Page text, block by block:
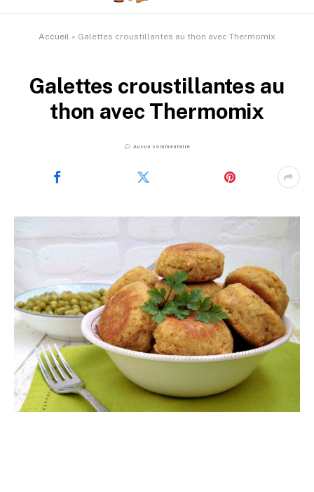
Accueil » Galettes croustillantes au thon avec Thermomix
Galettes croustillantes au
thon avec Thermomix
Aucun commentaire